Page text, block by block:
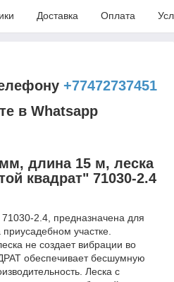
Доставка Оплата
+77472737451
в Whatsapp
длина 15 м, леска
квадрат" 71030-2.4
2.4, предназначена для
участке.
не создает вибрации во
обеспечивает бесшумную
Леска с